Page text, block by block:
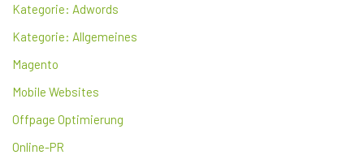
Kategorie: Adwords
Kategorie: Allgemeines
Magento
Mobile Websites
Offpage Optimierung
Online-PR